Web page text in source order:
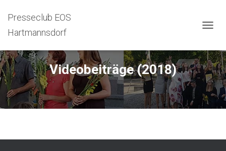
Presseclub EOS
Hartmannsdorf
V
I
G
A
T
I
O
M
Videobeiträge (2018)